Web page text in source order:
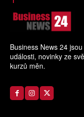
Business News 24
události, novinky ze
kurzů měn.